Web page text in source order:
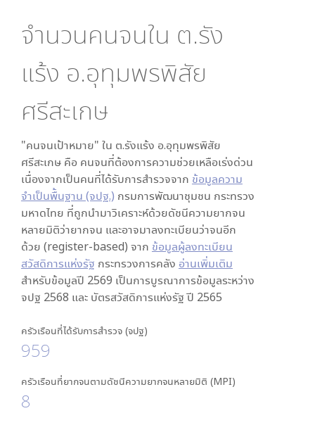
จำนวนคนจนใน ต.รัง
แร้ง อ.อุทุมพรพิสัย
ศรีสะเกษ
"คนจนเป้าหมาย" ใน ต.รังแร้ง อ.อุทุมพรพิสัย
ศรีสะเกษ คือ คนจนที่ต้องการความช่วยเหลือเร่งด่วน
เนื่องจากเป็นคนที่ได้รับการสำรวจจาก ข้อมูลความ
จำเป็นพื้นฐาน (จปฐ.) กรมการพัฒนาชุมชน กระทรวง
มหาดไทย ที่ถูกนำมาวิเคราะห์ด้วยดัชนีความยากจน
หลายมิติว่ายากจน และอาจมาลงทะเบียนว่าจนอีก
ด้วย (register-based) จาก ข้อมูลผู้ลงทะเบียน
สวัสดิการแห่งรัฐ กระทรวงการคลัง อ่านเพิ่มเติม
สำหรับข้อมูลปี 2569 เป็นการบูรณาการข้อมูลระหว่าง
จปฐ 2568 และ บัตรสวัสดิการแห่งรัฐ ปี 2565
ครัวเรือนที่ได้รับการสำรวจ (จปฐ)
959
ครัวเรือนที่ยากจนตามดัชนีความยากจนหลายมิติ (MPI)
8